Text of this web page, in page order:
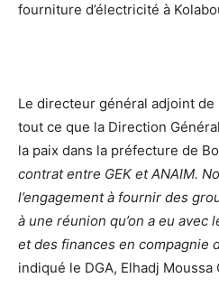
fourniture d’électricité à
Le directeur général adjoint de
tout ce que la Direction
la paix dans la préfecture de
contrat entre GEK et ANAIM.
l’engagement à fournir des
à une réunion qu’on a eu avec
et des finances en compagnie
indiqué le DGA, Elhadj Moussa